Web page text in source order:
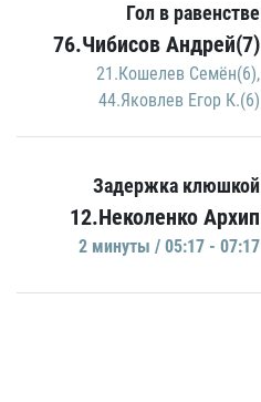
Гол в равенстве
76.Чибисов Андрей(7)
21.Кошелев Семён(6),
44.Яковлев Егор К.(6)
Задержка клюшкой
12.Неколенко Архип
2 минуты / 05:17 - 07:17